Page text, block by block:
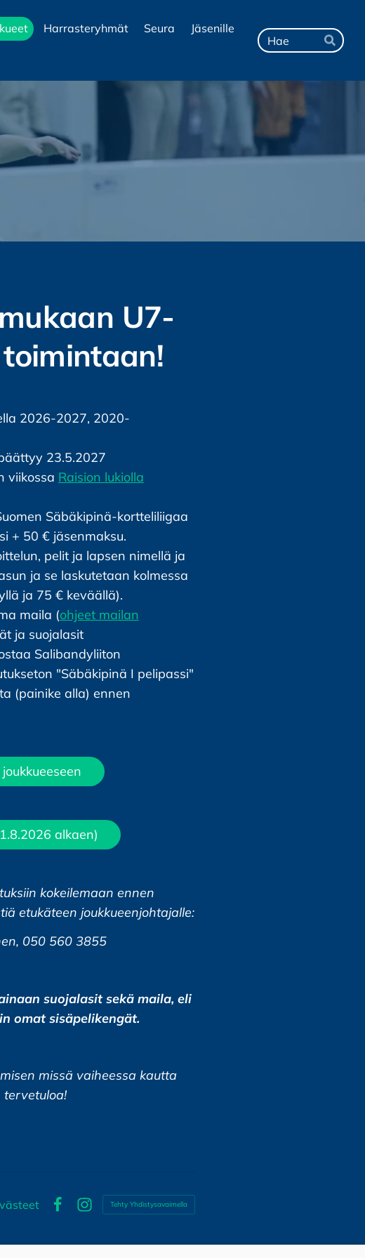
Harrasteryhmät Seura
Jäsenille
Hae
U7-
2026-2027, 2020-
23.5.2027
viikossa Raision lukiolla
Säbäkipinä-kortteliliigaa
+ 50 € jäsenmaksu.
pelit ja lapsen nimellä ja
ja se laskutetaan kolmessa
ja 75 € keväällä).
maila (ohjeet mailan
ja suojalasit
Salibandyliiton
"Säbäkipinä I pelipassi"
(painike alla) ennen
alkaen)
kokeilemaan ennen
etukäteen joukkueenjohtajalle:
050 560 3855
suojalasit sekä maila, eli
omat sisäpelikengät.
missä vaiheessa kautta
tervetuloa!
Instagram
Tehty Yhdistysavaimella